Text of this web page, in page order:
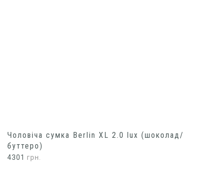
Чоловіча сумка Berlin XL 2.0 lux (шоколад/
буттеро)
4301 грн.